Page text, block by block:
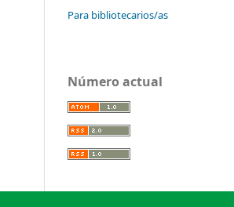
Para bibliotecarios/as
Número actual